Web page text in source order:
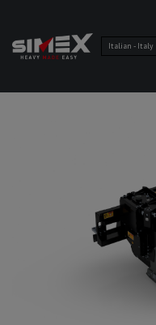
Italian - Italy